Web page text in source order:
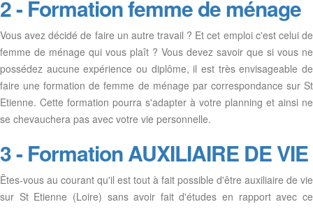
2 - Formation femme de ménage
Vous avez décidé de faire un autre travail ? Et cet emploi c'est celui de
femme de ménage qui vous plaît ? Vous devez savoir que si vous ne
possédez aucune expérience ou diplôme, il est très envisageable de
faire une formation de femme de ménage par correspondance sur St
Etienne. Cette formation pourra s'adapter à votre planning et ainsi ne
se chevauchera pas avec votre vie personnelle.
3 - Formation AUXILIAIRE DE VIE
Êtes-vous au courant qu'il est tout à fait possible d'être auxiliaire de vie
sur St Etienne (Loire) sans avoir fait d'études en rapport avec ce